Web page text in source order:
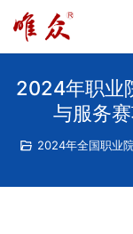
2024年职业
与服务
2024年全国职业